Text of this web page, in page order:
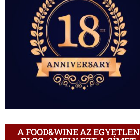
A FOOD&WINE AZ EGYETLEN